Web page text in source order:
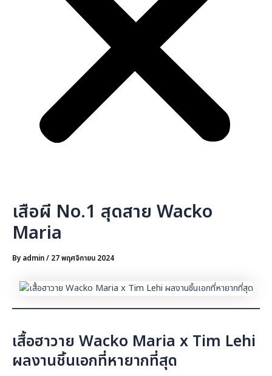
เสือผี No.1 สุดสาย Wacko
Maria
By admin/ 27 พฤศจิกายน 2024
เสื้อฮาวาย Wacko Maria x Tim Lehi
ผลงานชิ้นเอกที่หายากที่สุด